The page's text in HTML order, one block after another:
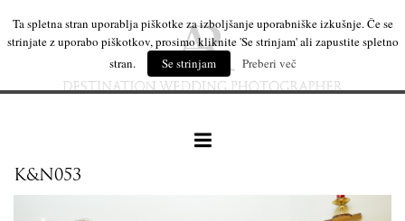
K&N053
Ta spletna stran uporablja piškotke za izboljšanje uporabniške izkušnje. Če se
strinjate z uporabo piškotkov, prosimo kliknite 'Se strinjam' ali zapustite spletno
stran.
Se strinjam Preberi več